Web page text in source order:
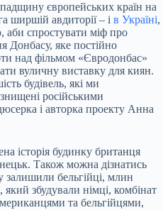
європейських країн на
ширшій авдиторії – і в Україні,
аби спростувати міф про
Донбасу, яке постійно
над фільмом «Євродонбас»
вуличну виставку для киян.
будівель, які ми
російськими
і авторка проекту Анна
історія будинку британця
Також можна дізнатись
залишили бельгійці, млин
збудували німці, комбінат
та бельгійцями,